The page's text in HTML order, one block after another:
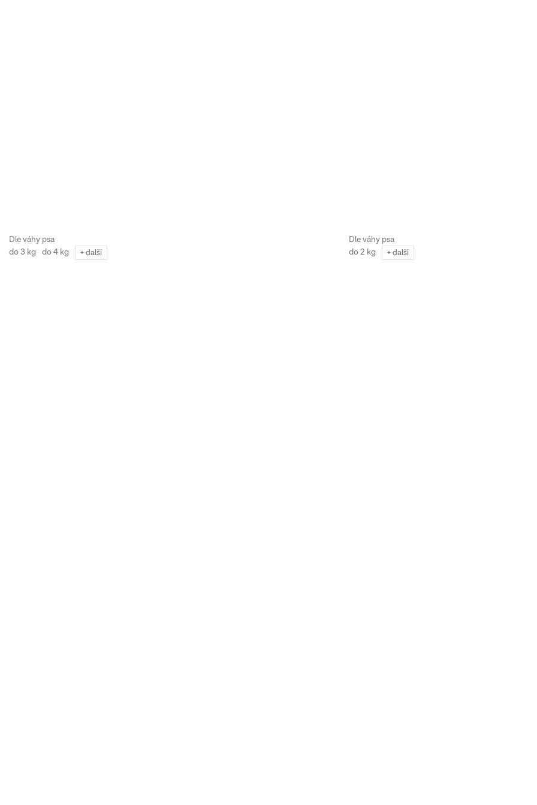
do 3 kg do 4 kg + další do 2 kg + další